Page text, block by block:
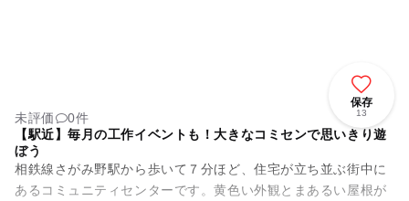
保存
13
未評価
0件
【駅近】毎月の工作イベントも！大きなコミセンで思いきり遊
ぼう
相鉄線さがみ野駅から歩いて７分ほど、住宅が立ち並ぶ街中に
あるコミュニティセンターです。黄色い外観とまあるい屋根が